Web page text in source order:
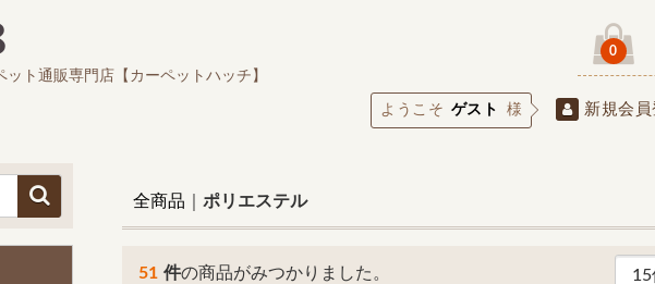
ト通販専門店【カーペットハッチ】
0
ようこそ ゲスト 様 新規会
全商品 ポリエステル
51 件の商品がみつかりました。